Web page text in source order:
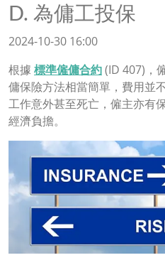
D. 為傭工投保
2024-10-30 16:00
根據 標準僱傭合約(ID 407)，
傭保險方法相當簡單，費用並
工作意外甚至死亡，僱主亦有
經濟負擔。